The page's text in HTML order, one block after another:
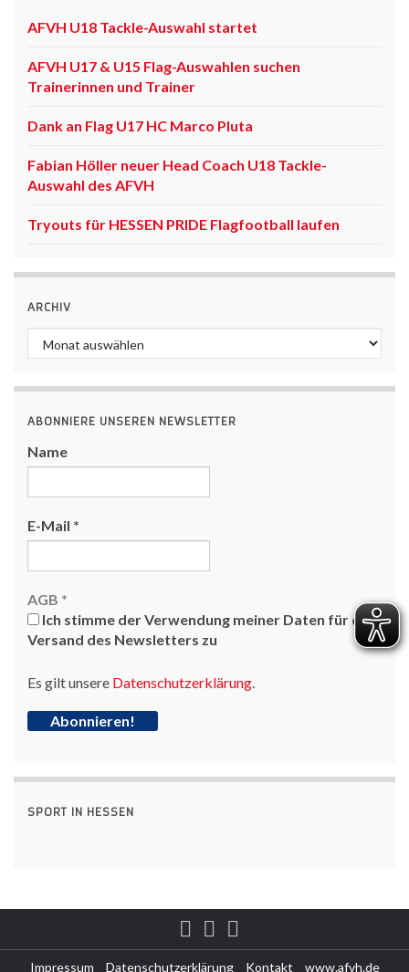
AFVH U18 Tackle-Auswahl startet
AFVH U17 & U15 Flag-Auswahlen suchen
Trainerinnen und Trainer
Dank an Flag U17 HC Marco Pluta
Fabian Höller neuer Head Coach U18 Tackle-
Auswahl des AFVH
Tryouts für HESSEN PRIDE Flagfootball laufen
ARCHIV
Archiv
ABONNIERE UNSEREN NEWSLETTER
Name
E-Mail *
AGB *
Ich stimme der Verwendung meiner Daten für den
Versand des Newsletters zu
Es gilt unsere Datenschutzerklärung.
SPORT IN HESSEN
Impressum Datenschutzerklärung Kontakt www.afvh.de